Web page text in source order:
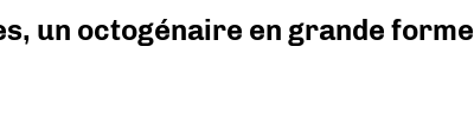
un octogénaire en grande forme